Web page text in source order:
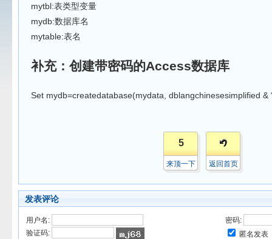
mytbl:表类型变量
mydb:数据库名
mytable:表名
补充：创建带密码的Access数据库
Set mydb=createdatabase(mydata, dblangchinesesimplified &
5
来顶一下 返回首页
发表评论
用户名:
密码:
验证码:
匿名发表